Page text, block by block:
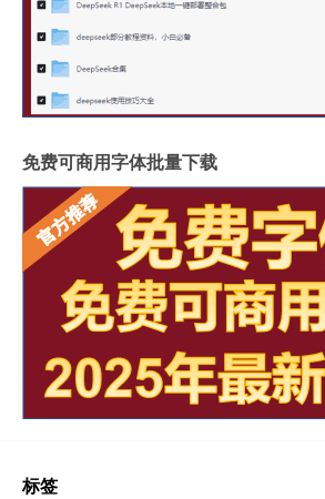
免费可商用字体批量下载
标签